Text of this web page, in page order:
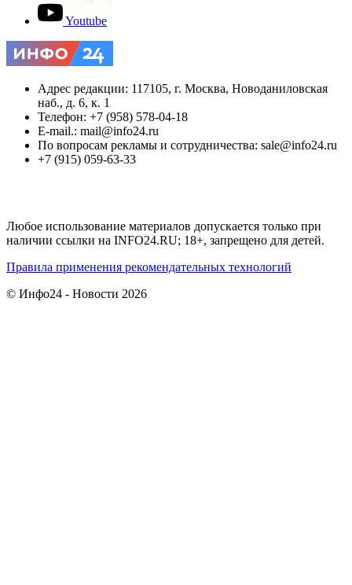
Youtube
Адрес редакции: 117105, г. Москва, Новоданиловская
наб., д. 6, к. 1
Телефон: +7 (958) 578-04-18
E-mail.: mail@info24.ru
По вопросам рекламы и сотрудничества: sale@info24.ru
+7 (915) 059-63-33
Любое использование материалов допускается только при
наличии ссылки на INFO24.RU; 18+, запрещено для детей.
Правила применения рекомендательных технологий
© Инфо24 - Новости 2026